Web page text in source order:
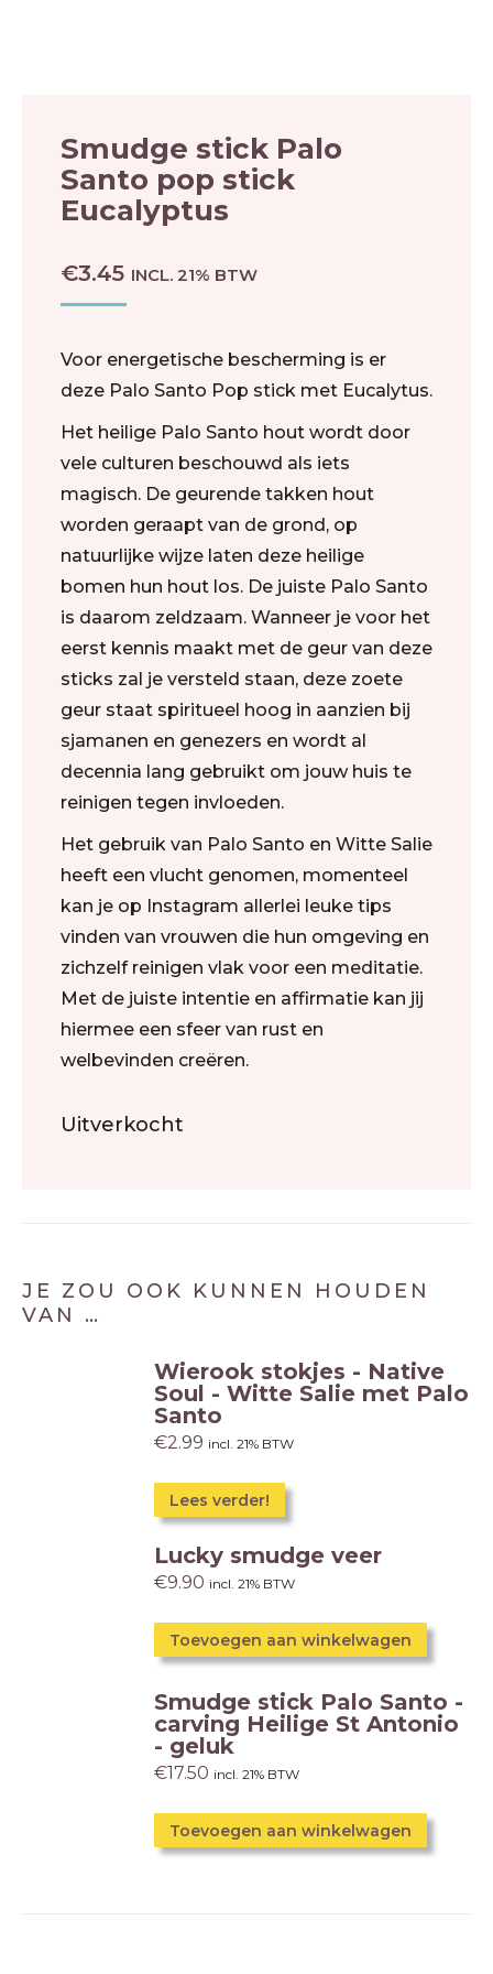
Smudge stick Palo
Santo pop stick
Eucalyptus
€3.45 INCL. 21% BTW
Voor energetische bescherming is er
deze Palo Santo Pop stick met Eucalytus.
Het heilige Palo Santo hout wordt door
vele culturen beschouwd als iets
magisch. De geurende takken hout
worden geraapt van de grond, op
natuurlijke wijze laten deze heilige
bomen hun hout los. De juiste Palo Santo
is daarom zeldzaam. Wanneer je voor het
eerst kennis maakt met de geur van deze
sticks zal je versteld staan, deze zoete
geur staat spiritueel hoog in aanzien bij
sjamanen en genezers en wordt al
decennia lang gebruikt om jouw huis te
reinigen tegen invloeden.
Het gebruik van Palo Santo en Witte Salie
heeft een vlucht genomen, momenteel
kan je op Instagram allerlei leuke tips
vinden van vrouwen die hun omgeving en
zichzelf reinigen vlak voor een meditatie.
Met de juiste intentie en affirmatie kan jij
hiermee een sfeer van rust en
welbevinden creëren.
Uitverkocht
JE ZOU OOK KUNNEN HOUDEN
VAN …
Wierook stokjes - Native
Soul - Witte Salie met Palo
Santo
€2.99 incl. 21% BTW
Lees verder!
Lucky smudge veer
€9.90 incl. 21% BTW
Toevoegen aan winkelwagen
Smudge stick Palo Santo -
carving Heilige St Antonio
- geluk
€17.50 incl. 21% BTW
Toevoegen aan winkelwagen